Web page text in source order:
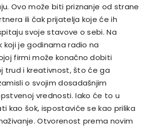
Ovo može biti priznanje od strane
ili čak prijatelja koje će ih
svoje stavove o sebi. Na
koji je godinama radio na
firmi može konačno dobiti
trud i kreativnost, što će ga
o svojim dosadašnjim
vrednosti. Iako će to u
kao šok, ispostaviće se kao prilika
Otvorenost prema novim